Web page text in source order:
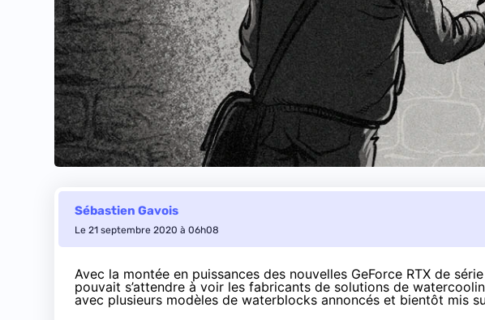
Sébastien Gavois
Le 21 septembre 2020 à 06h08
Avec la montée en puissances des nouvelles GeForce RTX de
pouvait s’attendre à voir les fabricants de solutions de
avec plusieurs modèles de waterblocks annoncés et bientôt mis